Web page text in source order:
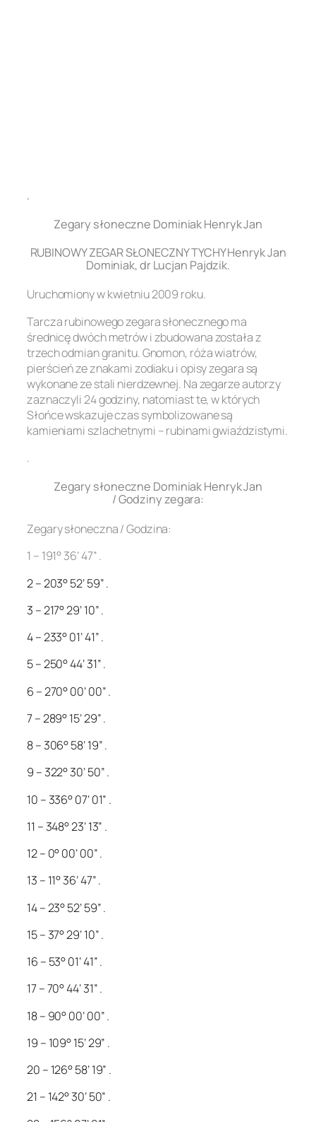
.
Zegary słoneczne Dominiak Henryk Jan
RUBINOWY ZEGAR SŁONECZNY TYCHY Henryk Jan
Dominiak, dr Lucjan Pajdzik.
Uruchomiony w kwietniu 2009 roku.
Tarcza rubinowego zegara słonecznego ma
średnicę dwóch metrów i zbudowana została z
trzech odmian granitu. Gnomon, róża wiatrów,
pierścień ze znakami zodiaku i opisy zegara są
wykonane ze stali nierdzewnej. Na zegarze autorzy
zaznaczyli 24 godziny, natomiast te, w których
Słońce wskazuje czas symbolizowane są
kamieniami szlachetnymi – rubinami gwiaździstymi.
.
Zegary słoneczne Dominiak Henryk Jan
/ Godziny zegara:
Zegary słoneczna / Godzina:
1 – 191° 36’ 47” .
2 – 203° 52’ 59” .
3 – 217° 29’ 10” .
4 – 233° 01’ 41” .
5 – 250° 44’ 31” .
6 – 270° 00’ 00” .
7 – 289° 15’ 29” .
8 – 306° 58’ 19” .
9 – 322° 30’ 50” .
10 – 336° 07’ 01” .
11 – 348° 23’ 13” .
12 – 0° 00’ 00” .
13 – 11° 36’ 47” .
14 – 23° 52’ 59” .
15 – 37° 29’ 10” .
16 – 53° 01’ 41” .
17 – 70° 44’ 31” .
18 – 90° 00’ 00” .
19 – 109° 15’ 29” .
20 – 126° 58’ 19” .
21 – 142° 30’ 50” .